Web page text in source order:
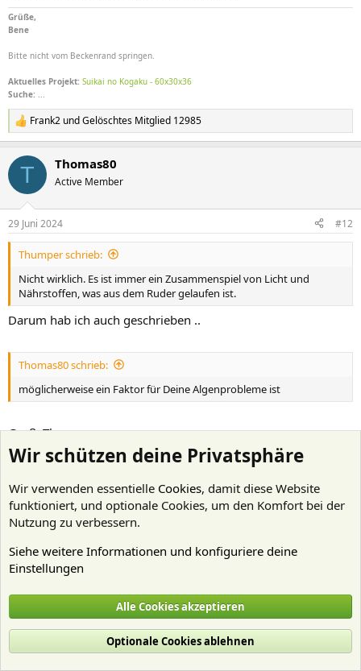
Grüße,
Bene
Bitte nicht vom Beckenrand springen.
Aktuelles Projekt: Suikai no Kogaku - 60x30x36
Suche: ...
R
e
k
i
e
n
Frank2 undGelöschtes Mitglied 12985
T Thomas80
Active Member
29 Juni 2024 #12
Thumper schrieb:
Nicht wirklich. Es ist immer ein Zusammenspiel von Licht und
Nährstoffen, was aus dem Ruder gelaufen ist.
Darum hab ich auch geschrieben ..
Thomas80 schrieb:
möglicherweise ein Faktor für Deine Algenprobleme ist
Gruß, Thomas
Well-Known Member
30 Juni 2024
Hallo,
Farbiges Licht (rot / blaue LEDs) kann Algenwachstum fördern.
Das kann jedes andere photosynthetisch verwertbare Licht
Wir schützen deine Privatsphäre
Wir verwenden essentielle Cookies, damit diese Website
funktioniert, und optionale Cookies, um den Komfort bei der
Nutzung zu verbessern.
Siehe weitere Informationen und konfiguriere deine
Einstellungen
Alle Cookies akzeptieren
Optionale Cookies ablehnen